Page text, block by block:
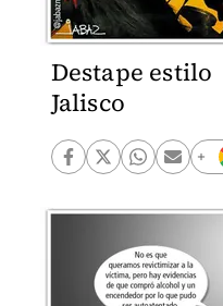
Destape estilo
Jalisco